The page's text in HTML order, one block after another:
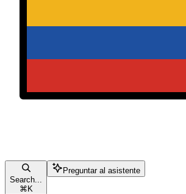
Search...
⌘ K
Preguntar al asistente